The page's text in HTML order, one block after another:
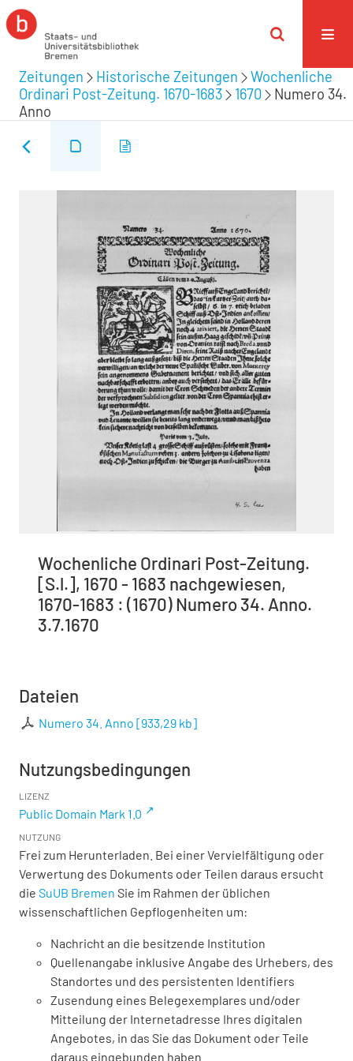
Zeitungen Historische Zeitungen
Wochenliche
Ordinari Post-Zeitung. 1670-1683
1670
Numero 34.
Anno
Wochenliche Ordinari Post-Zeitung.
[S.l.], 1670 - 1683 nachgewiesen,
1670-1683 : (1670) Numero 34. Anno.
3.7.1670
Dateien
Numero 34. Anno [933,29 kb]
Nutzungsbedingungen
LIZENZ
Public Domain Mark 1.0
NUTZUNG
Frei zum Herunterladen. Bei einer Vervielfältigung oder
Verwertung des Dokuments oder Teilen daraus ersucht
die SuUB Bremen Sie im Rahmen der üblichen
wissenschaftlichen Gepflogenheiten um:
Nachricht an die besitzende Institution
Quellenangabe inklusive Angabe des Urhebers, des
Standortes und des persistenten Identifiers
Zusendung eines Belegexemplares und/oder
Mitteilung der Internetadresse Ihres digitalen
Angebotes, in das Sie das Dokument oder Teile
daraus eingebunden haben